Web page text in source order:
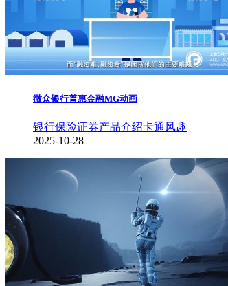
微众银行普惠金融MG动画
银行保险证券产品介绍卡通风趣
2025-10-28